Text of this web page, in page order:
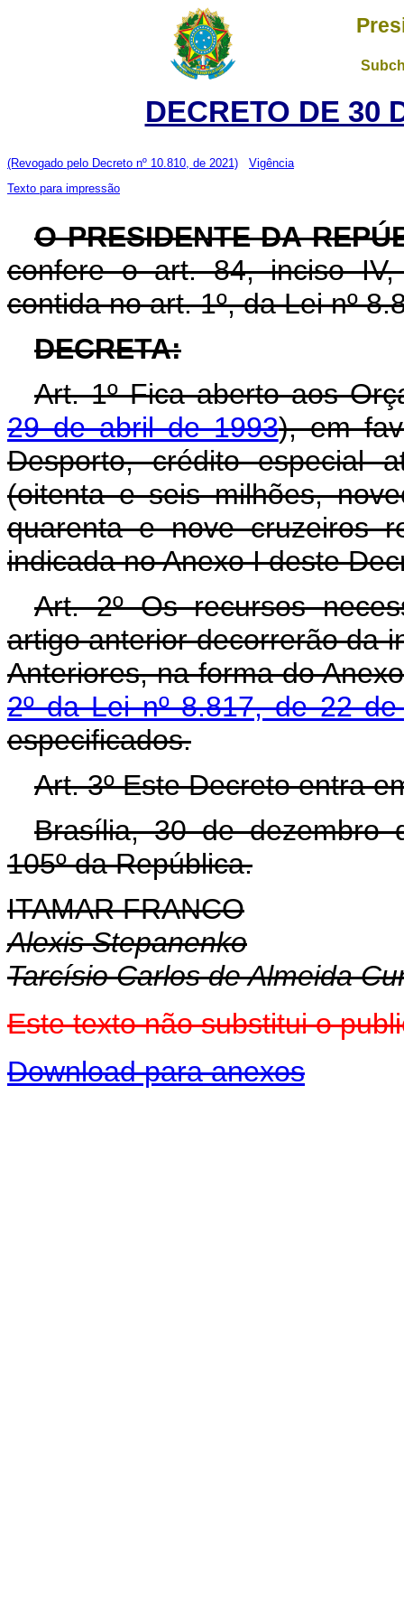
DECRETO DE 30
(Revogado pelo Decreto nº 10.810, de 2021)
Vigência
Texto para impressão
O PRESIDENTE DA
confere o art. 84, inciso
contida no art. 1º, da Lei nº
DECRETA:
Art. 1º Fica aberto aos
29 de abril de 1993), em
Desporto, crédito especial
(oitenta e seis milhões,
quarenta e nove cruzeiros
indicada no Anexo I deste
Art. 2º Os recursos
artigo anterior decorrerão da
Anteriores, na forma do
2º da Lei nº 8.817, de 22
especificados.
Art. 3º Este Decreto entra
Brasília, 30 de dezembro
105º da República.
ITAMAR FRANCO
Alexis Stepanenko
Tarcísio Carlos de Almeida
Este texto não substitui o
Download para anexos